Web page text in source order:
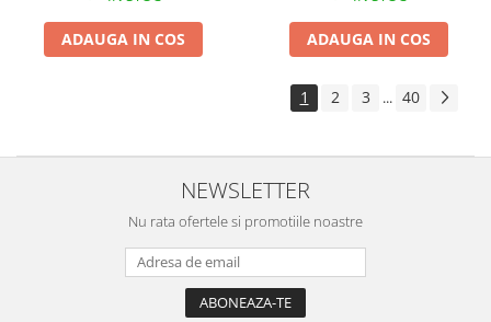
Instalatii liniare si role de furtun
luminos
Instalatii turturi-franjuri
ADAUGA IN COS ADAUGA IN COS
1 2 3 ... 40
NEWSLETTER
Nu rata ofertele si promotiile noastre